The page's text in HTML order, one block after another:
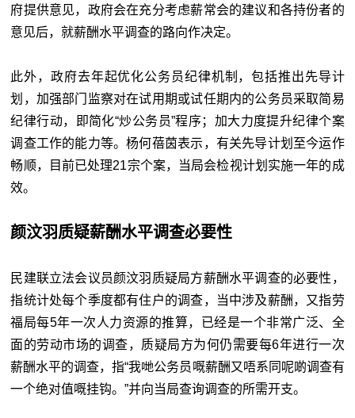
府提供意见，政府会在充分考虑薪常会的建议和各持份者的
意见后，就薪酬水平调查的路向作决定。
此外，政府去年起优化公务员纪律机制，包括推出先导计
划，加强部门监察对在试用期或试任期内的公务员采取简易
纪律行动，即简化“炒公务员”程序；加大力度提升纪律个案
调查工作的能力等。杨何蓓茵表示，有关先导计划至今运作
畅顺，目前已处理21宗个案，当局会检视计划实施一年的成
效。
颜汶羽质疑薪酬水平调查必要性
民建联立法会议员颜汶羽质疑局方薪酬水平调查的必要性，
指统计处每个季度都有住户的调查，当中涉及薪酬，又指劳
福局每5年一次人力资源的推算，已经是一个非常广泛、全
面的劳动市场的调查，质疑局方为何仍需要每6年进行一次
薪酬水平的调查，指“我哋公务员嘅薪酬又唔系同呢啲调查有
一个绝对值嘅挂钩。”并向当局查询调查的所需开支。